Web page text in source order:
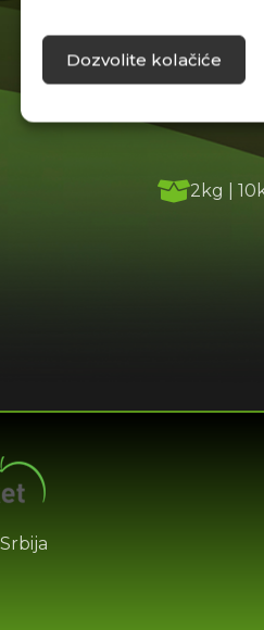
Dozvolite kolačiće
N: 25%
2kg |